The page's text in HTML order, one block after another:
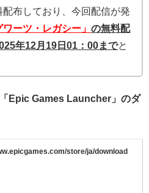
配布しており、今回配信が発
ワーツ・レガシー」の無料配
年12月19 日01：00までと
Epic Games Launcher」のダ
store/ja/download